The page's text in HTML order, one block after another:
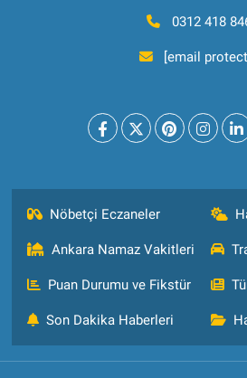
0312 418
[email
Nöbetçi Eczaneler
Ankara Namaz Vakitleri
Puan Durumu ve Fikstür
Son Dakika Haberleri